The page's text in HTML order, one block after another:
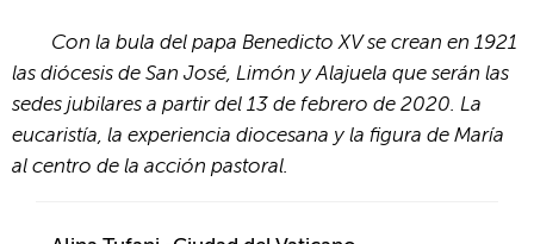
Con la bula del papa Benedicto XV se crean en 1921
las diócesis de San José, Limón y Alajuela que serán las
sedes jubilares a partir del 13 de febrero de 2020. La
eucaristía, la experiencia diocesana y la figura de María
al centro de la acción pastoral.